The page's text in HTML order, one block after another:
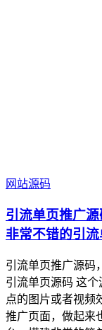
网站源码
引流单页推广源
非常不错的引
引流单页推广源码
引流单页源码 这
点的图片或者视频
推广页面，做起来